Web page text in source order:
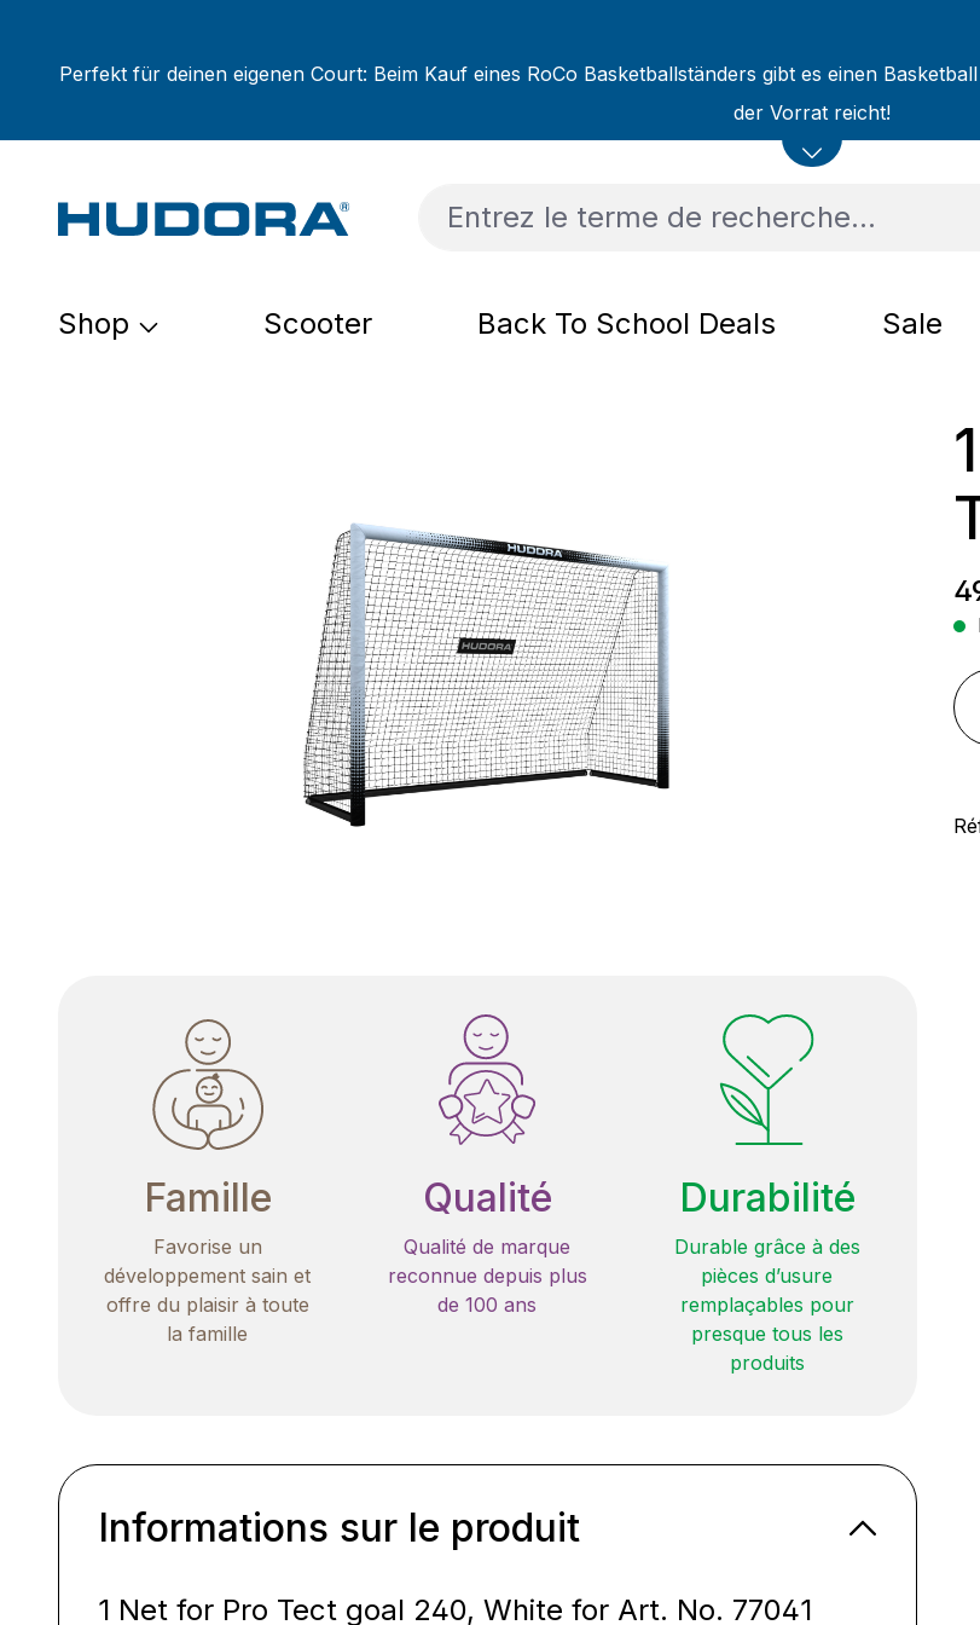
Perfekt für deinen eigenen Court: Beim Kauf eines RoCo Basketballständers gibt es einen
der Vorrat reicht!
Shop Scooter Back To School Deals Sale
Famille
Favorise un
développement sain et
offre du plaisir à toute
la famille
Qualité
Qualité de marque
reconnue depuis plus
de 100 ans
Durabilité
Durable grâce à des
pièces d’usure
remplaçables pour
presque tous les
produits
Informations sur le produit
1 Net for Pro Tect goal 240, White for Art. No. 77041